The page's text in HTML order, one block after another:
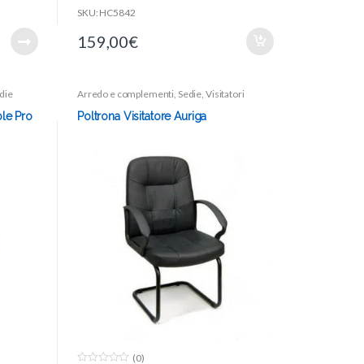
SKU: HC5842
159,00€
Pro
Arredo e complementi Sedie Visitatori
Poltrona Visitatore Auriga
(0)